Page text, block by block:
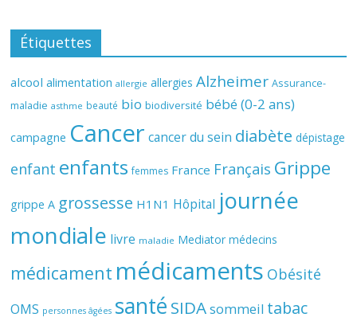
Étiquettes
alcool alimentation allergie allergies Alzheimer Assurance-
maladie asthme beauté bio biodiversité bébé (0-2 ans)
campagne Cancer cancer du sein diabète dépistage
enfant enfants femmes France Français Grippe
grippe A grossesse H1N1 Hôpital journée
mondiale livre maladie Mediator médecins
médicament médicaments Obésité
OMS personnes âgées santé SIDAsommeil tabac